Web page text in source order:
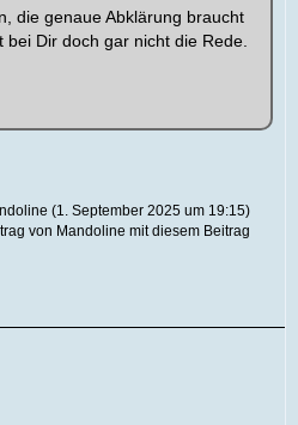
die genaue Abklärung braucht
Dir doch gar nicht die Rede.
(1. September 2025 um 19:15)
von Mandoline mit diesem Beitrag